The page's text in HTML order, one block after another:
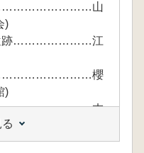
山
)
遺跡…………………江
櫻
)
末
上